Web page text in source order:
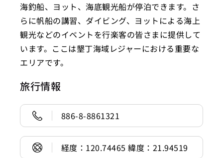
海釣船、ヨット、海底観光船が停泊できます。さ
らに帆船の講習、ダイビング、ヨットによる海上
観光などのイベントを行楽客の皆さまに提供して
います。ここは墾丁海域レジャーにおける重要な
エリアです。
旅行情報
886-8-8861321
経度：120.74465 緯度：21.94519